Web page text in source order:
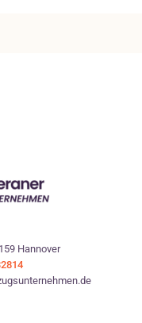
Hannover